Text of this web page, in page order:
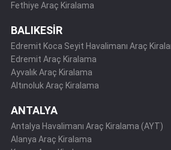
Fethiye Araç Kiralama
BALIKESİR
Edremit Koca Seyit Havalimanı Araç
Edremit Araç Kiralama
Ayvalık Araç Kiralama
Altınoluk Araç Kiralama
ANTALYA
Antalya Havalimanı Araç Kiralama (AYT)
Alanya Araç Kiralama